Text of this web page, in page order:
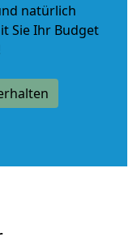
natürlich
Sie Ihr Budget